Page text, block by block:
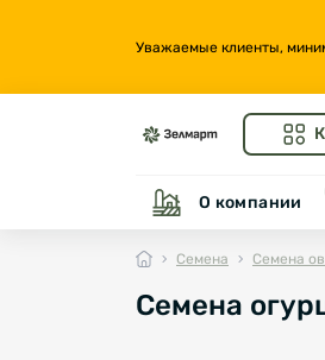
Уважаемые клиенты,
О компании
Семена Семена
Семена